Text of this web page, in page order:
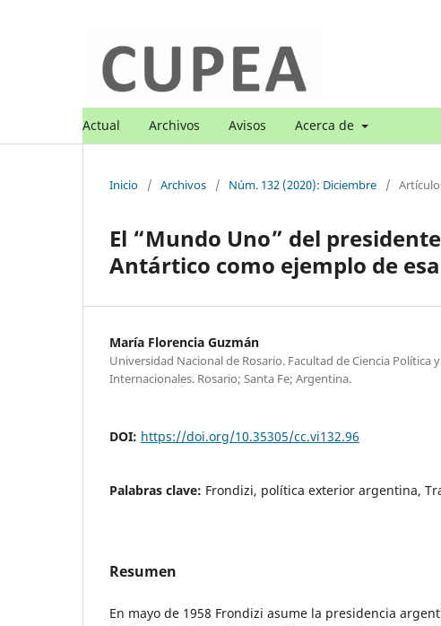
Actual Archivos Avisos Acerca de
Inicio / Archivos / Núm. 132 (2020): Diciembre /
El “Mundo Uno” del
Antártico como ejemplo de
María Florencia Guzmán
Universidad Nacional de Rosario. Facultad de Ciencia Política
Internacionales. Rosario; Santa Fe; Argentina.
DOI: https://doi.org/10.35305/cc.vi132.96
Palabras clave: Frondizi, política exterior argentina,
Resumen
En mayo de 1958 Frondizi asume la presidencia